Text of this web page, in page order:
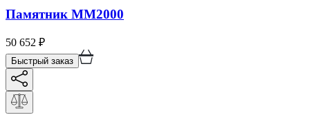
Памятник ММ2000
50 652 ₽
Быстрый заказ